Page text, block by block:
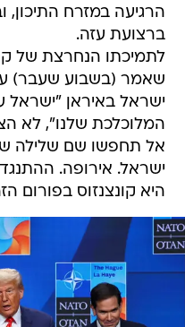
הרגיעה במזרח
ברצועת עזה.
לתמיכתו הנחרצת של
שאמר (בשבוע שעבר)
ישראל באיראן
המלוכלכת שלנו", לא
אל תחפשו שם שלילה
ישראל. אירופה.
היא קונצנזוס בפורום